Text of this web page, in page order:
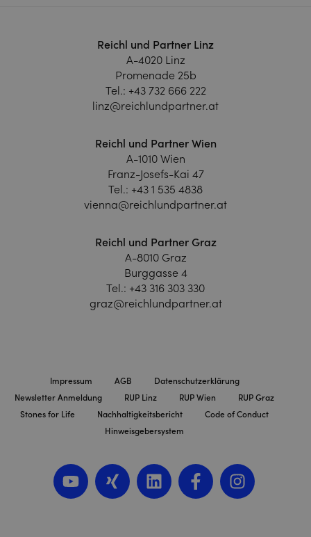
Reichl und Partner Linz
A-4020 Linz
Promenade 25b
Tel.: +43 732 666 222
linz@reichlundpartner.at
Reichl und Partner Wien
A-1010 Wien
Franz-Josefs-Kai 47
Tel.: +43 1 535 4838
vienna@reichlundpartner.at
Reichl und Partner Graz
A-8010 Graz
Burggasse 4
Tel.: +43 316 303 330
graz@reichlundpartner.at
Impressum AGB
Datenschutzerklärung
Newsletter Anmeldung
RUP Linz RUP Wien
RUP Graz
Stones for Life
Nachhaltigkeitsbericht
Code of Conduct
Hinweisgebersystem